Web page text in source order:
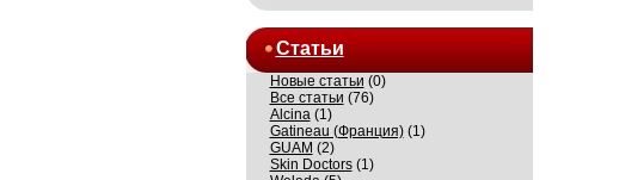
Статьи
Новые статьи (0)
Все статьи (76)
Alcina(1)
Gatineau (Франция)(1)
GUAM (2)
Skin Doctors(1)